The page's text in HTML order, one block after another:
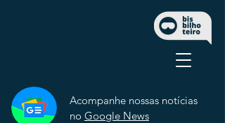
Acompanhe nossas notícias
no Google News